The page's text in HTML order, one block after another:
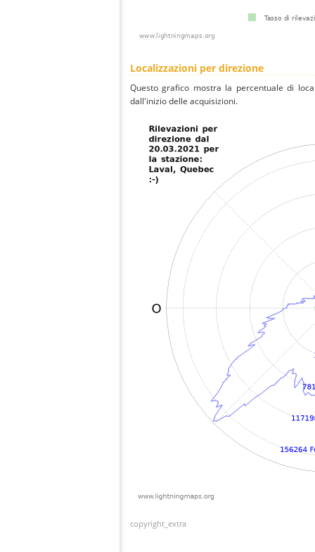
Localizzazioni per direzione
Questo grafico mostra la percentuale di
dall'inizio delle acquisizioni.
copyright_extra